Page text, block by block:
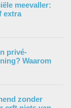
meevaller:
extra
privé-
Waarom
zonder